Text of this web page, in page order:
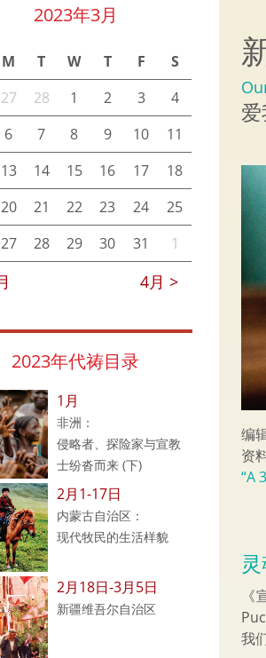
2023年3月
M T W T F S
4月 >
27 28 1 2 3
4
6 7 8 9 10
11
13 14 15 16 17
18
20 21 22 23 24
25
27 28 29 30 31 1
2023年代祷目录
1月
非洲：
侵略者、探险家与宣教
士纷沓而来 (下)
2月1-17日
内蒙古自治区：
现代牧民的生活样貌
2月18日-3月5日
新疆维吾尔自治区
编
资
“A
我